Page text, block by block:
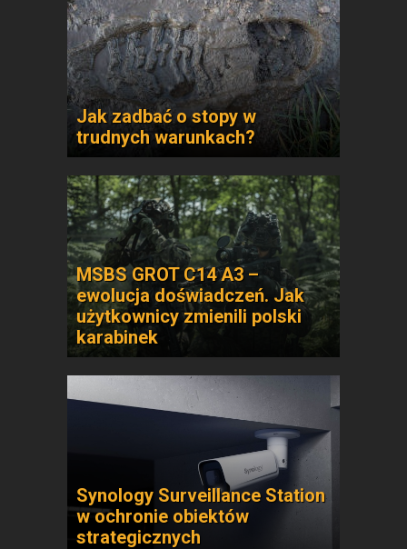
Jak zadbać o stopy w
trudnych warunkach?
MSBS GROT C14 A3 –
ewolucja doświadczeń. Jak
użytkownicy zmienili polski
karabinek
Synology Surveillance Station
w ochronie obiektów
strategicznych